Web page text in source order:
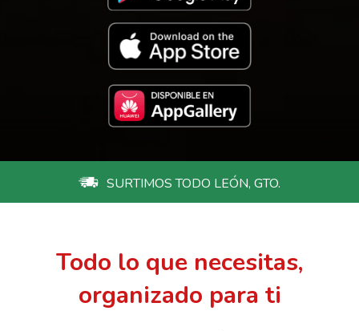
SURTIMOS TODO LEÓN, GTO.
Todo lo que necesitas,
organizado para ti